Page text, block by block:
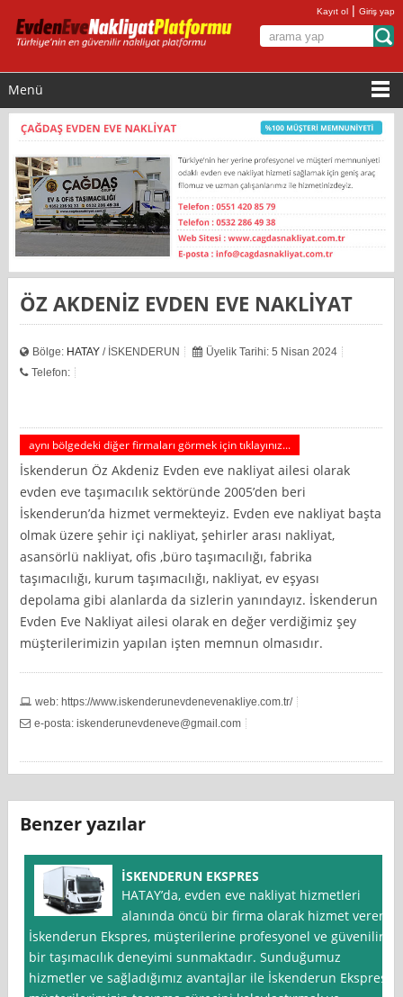
Kayıt ol |Giriş yap
Menü
ÖZ AKDENİZ EVDEN EVE NAKLİYAT
Bölge: HATAY / İSKENDERUN
Üyelik Tarihi: 5 Nisan 2024
Telefon:
aynı bölgedeki diğer firmaları görmek için tıklayınız...
İskenderun Öz Akdeniz Evden eve nakliyat ailesi olarak
evden eve taşımacılık sektöründe 2005’den beri
İskenderun’da hizmet vermekteyiz. Evden eve nakliyat başta
olmak üzere şehir içi nakliyat, şehirler arası nakliyat,
asansörlü nakliyat, ofis ,büro taşımacılığı, fabrika
taşımacılığı, kurum taşımacılığı, nakliyat, ev eşyası
depolama gibi alanlarda da sizlerin yanındayız. İskenderun
Evden Eve Nakliyat ailesi olarak en değer verdiğimiz şey
müşterilerimizin yapılan işten memnun olmasıdır.
web: https://www.iskenderunevdenevenakliye.com.tr/
e-posta:iskenderunevdeneve@gmail.com
Benzer yazılar
İSKENDERUN EKSPRES
HATAY’da, evden eve nakliyat hizmetleri
alanında öncü bir firma olarak hizmet veren
İskenderun Ekspres, müşterilerine profesyonel ve güvenilir
bir taşımacılık deneyimi sunmaktadır. Sunduğumuz
hizmetler ve sağladığımız avantajlar ile İskenderun Ekspres,